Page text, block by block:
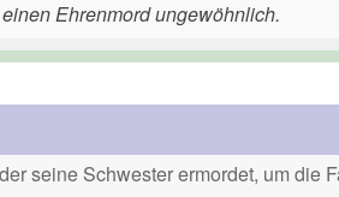
Ehrenmord ungewöhnlich.
seine Schwester ermordet, um